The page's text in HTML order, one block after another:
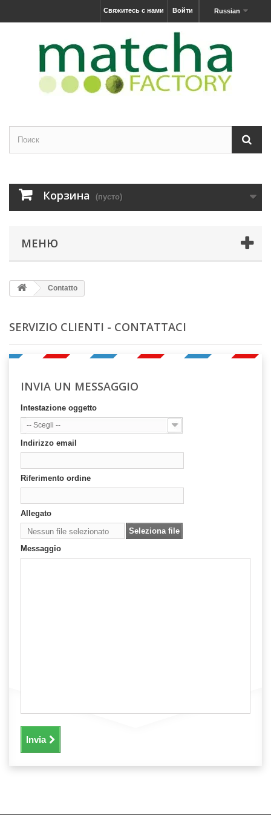
Russian
Войти
Свяжитесь с нами
Корзина (пусто)
МЕНЮ
Contatto
SERVIZIO CLIENTI - CONTATTACI
INVIA UN MESSAGGIO
Intestazione oggetto
-- Scegli --
Indirizzo email
Riferimento ordine
Allegato
Nessun file selezionato
Seleziona file
Messaggio
Invia